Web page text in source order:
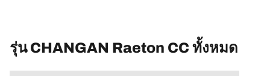
รุ่น CHANGAN Raeton CC ทั้งหมด